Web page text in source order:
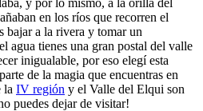
en los ríos que recorren el
bajar a la rivera y tomar un
agua tienes una gran postal del valle
inigualable, por eso elegí esta
de la magia que encuentras en
la IV región y el Valle del Elqui son
puedes dejar de visitar!